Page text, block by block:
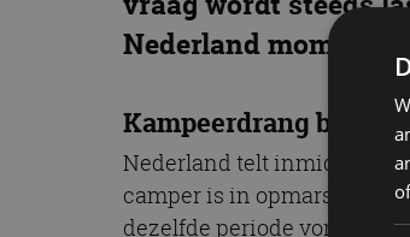
Nederland
Kampeerdrang blijft
Nederland telt inmiddels
camper is in opmars.
dezelfde periode vorig